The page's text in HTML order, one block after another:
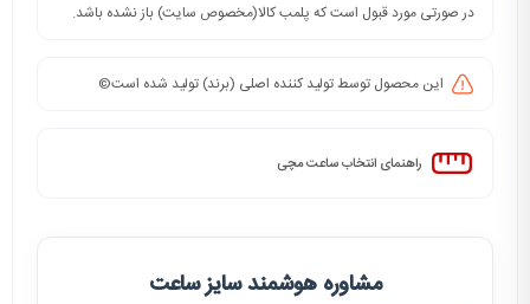
در صورتی مورد قبول است که پلمب کالا(مخصوص سایت) باز نشده باشد.
این محصول توسط تولید کننده اصلی (برند) تولید شده است©️
راهنمای انتخاب ساعت مچی
مشاوره هوشمند سایز ساعت